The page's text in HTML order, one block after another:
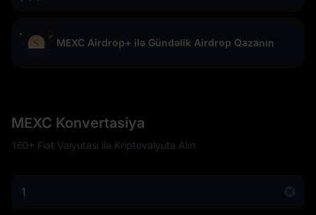
MEXC Airdrop+ ilə Gündəlik Airdrop Qazanın
MEXC Konvertasiya
160+ Fiat Valyutası ilə Kriptovalyuta Alın